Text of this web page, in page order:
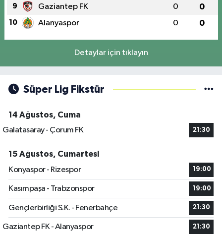
9 Gaziantep FK 0 0
10 Alanyaspor 0 0
Detaylar için tıklayın
Süper Lig Fikstür
14 Ağustos, Cuma
Galatasaray - Çorum FK
21:30
15 Ağustos, Cumartesi
Konyaspor - Rizespor
19:00
Kasımpaşa - Trabzonspor 19:00
Gençlerbirliği S.K. - Fenerbahçe 21:30
Gaziantep FK - Alanyaspor 21:30